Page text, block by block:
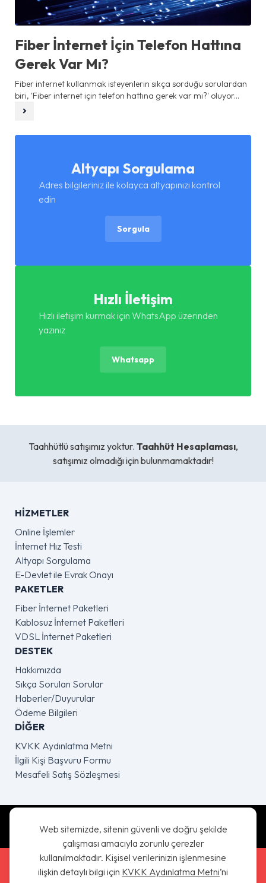
Web sitemizde, sitenin güvenli ve doğru şekilde
çalışması amacıyla zorunlu çerezler
kullanılmaktadır. Kişisel verilerinizin işlenmesine
ilişkin detaylı bilgi için KVKK Aydınlatma Metni’ni
Fiber İnternet İçin Telefon Hattına
Gerek Var Mı?
Fiber internet kullanmak isteyenlerin sıkça sorduğu sorulardan
biri, 'Fiber internet için telefon hattına gerek var mı?' oluyor...
Altyapı Sorgulama
Adres bilgileriniz ile kolayca altyapınızı kontrol
edin
Sorgula
Hızlı İletişim
Hızlı iletişim kurmak için WhatsApp üzerinden
yazınız
Whatsapp
Taahhütlü satışımız yoktur. Taahhüt Hesaplaması,
satışımız olmadığı için bulunmamaktadır!
HIZMETLER
Online İşlemler
İnternet Hız Testi
Altyapı Sorgulama
E-Devlet ile Evrak Onayı
PAKETLER
Fiber İnternet Paketleri
Kablosuz İnternet Paketleri
VDSL İnternet Paketleri
DESTEK
Hakkımızda
Sıkça Sorulan Sorular
Haberler/Duyurular
Ödeme Bilgileri
DIĞER
KVKK Aydınlatma Metni
İlgili Kişi Başvuru Formu
Mesafeli Satış Sözleşmesi
App Store'dan Uygulamayı İndir
Google Play'den Uygulamayı İndir